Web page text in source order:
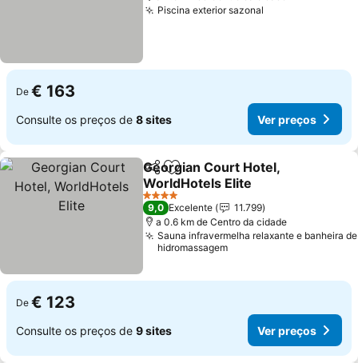
Piscina exterior sazonal
De € 163
Consulte os preços de 8 sites Ver preços
PartilharAdicionar aos favoritos
Georgian Court Hotel,
WorldHotels Elite
4 Estrelas
9,0 Excelente
11.799
a 0.6 km de Centro da cidade
Sauna infravermelha relaxante e banheira de
hidromassagem
De € 123
Consulte os preços de 9 sites Ver preços